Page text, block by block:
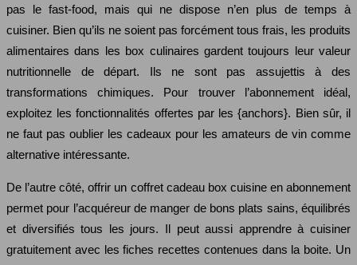
pas le fast-food, mais qui ne dispose n’en plus de temps à
cuisiner. Bien qu’ils ne soient pas forcément tous frais, les produits
alimentaires dans les box culinaires gardent toujours leur valeur
nutritionnelle de départ. Ils ne sont pas assujettis à des
transformations chimiques. Pour trouver l’abonnement idéal,
exploitez les fonctionnalités offertes par les {anchors}. Bien sûr, il
ne faut pas oublier les cadeaux pour les amateurs de vin comme
alternative intéressante.
De l’autre côté, offrir un coffret cadeau box cuisine en abonnement
permet pour l’acquéreur de manger de bons plats sains, équilibrés
et diversifiés tous les jours. Il peut aussi apprendre à cuisiner
gratuitement avec les fiches recettes contenues dans la boite. Un